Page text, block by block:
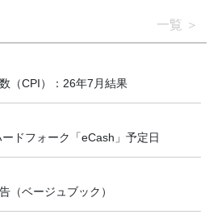
一覧
（CPI）：26年7月結果
ドフォーク「eCash」予定日
（ベージュブック）